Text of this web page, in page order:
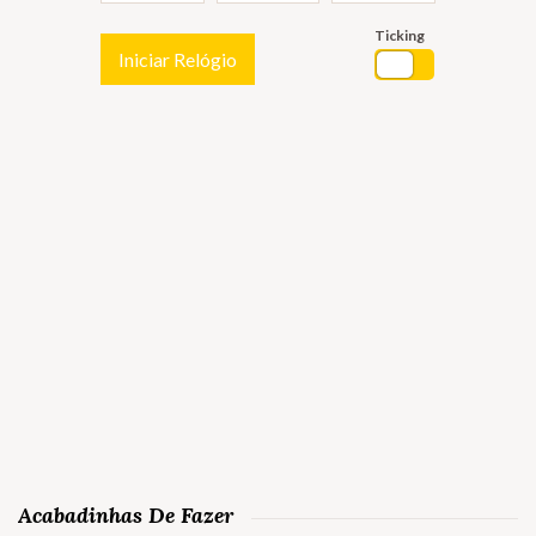
Iniciar Relógio
Ticking
Acabadinhas De Fazer